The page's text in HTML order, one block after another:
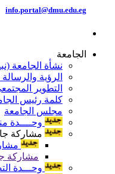
info.portal@dmu.edu.eg
الجامعة
نشأة الجامعة
الرؤية
التطوير
كلمة رئيس
مجلس الجامعة
وحــــدة
مشاركة
مشاركة
وحـــدة